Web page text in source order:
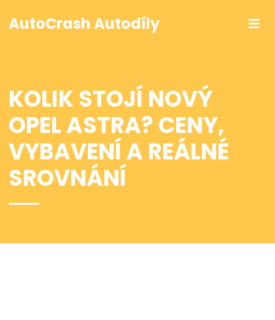
AutoCrash Autodíly
KOLIK STOJÍ NOVÝ
OPEL ASTRA? CENY,
VYBAVENÍ A REÁLNÉ
SROVNÁNÍ